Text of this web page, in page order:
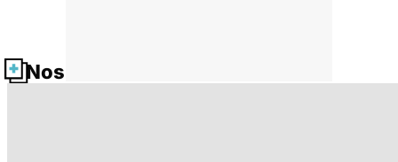
Nos fiches santé